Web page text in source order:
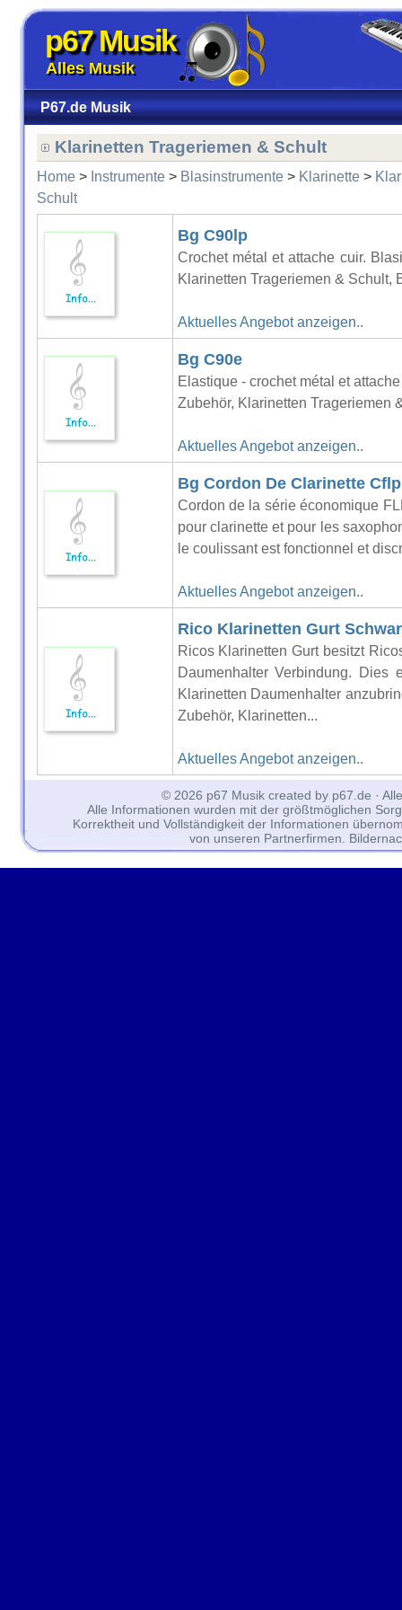
p67 Musik
Alles Musik
P67.de Musik
Klarinetten Trageriemen & Schult
Home> Instrumente> Blasinstrumente> Klarinette>
Schult
Bg C90lp
Crochet métal et attache cuir.
Klarinetten Trageriemen & Schult,
Aktuelles Angebot anzeigen..
Bg C90e
Elastique - crochet métal et
Zubehör, Klarinetten Trageriemen
Aktuelles Angebot anzeigen..
Bg Cordon De Clarinette
Cordon de la série économique
pour clarinette et pour les
le coulissant est fonctionnel et
Aktuelles Angebot anzeigen..
Rico Klarinetten Gurt
Ricos Klarinetten Gurt besitzt
Daumenhalter Verbindung.
Klarinetten Daumenhalter
Zubehör, Klarinetten...
Aktuelles Angebot anzeigen..
© 2026 p67 Musik created by p67.de ·
Alle Informationen wurden mit der größtmöglichen
Korrektheit und Vollständigkeit der Informationen
von unseren Partnerfirmen.